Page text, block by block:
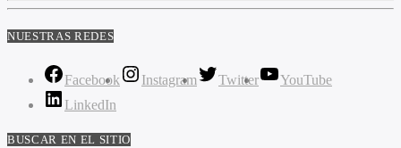
NUESTRAS REDES
Facebook Instagram Twitter
YouTube
LinkedIn
BUSCAR EN EL SITIO